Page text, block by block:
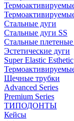
Стальные дуги
Стальные дуги SS
Стальные плетеные
Эстетические дуги
Super Elastic Esthetic
Щечные трубки
Advanced Series
Premium Series
ТИПОДОНТЫ
Кейсы